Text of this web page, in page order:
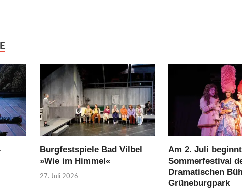
Burgfestspiele Bad Vilbel
»Wie im Himmel«
27. Juli 2026
Am 2. Juli
Sommerfestival
Dramatischen
Grüneburgpark